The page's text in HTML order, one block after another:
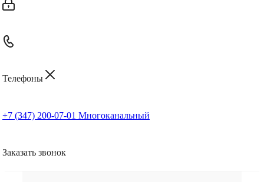
Телефоны
+7 (347) 200-07-01 Многоканальный
Заказать звонок